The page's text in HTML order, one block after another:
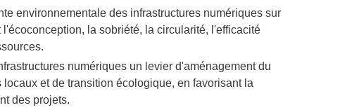
environnementale des infrastructures numériques sur
la sobriété, la circularité, l'efficacité
numériques un levier d'aménagement du
et de transition écologique, en favorisant la
des projets.